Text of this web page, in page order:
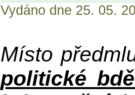
Vydáno dne 25. 05.
Místo
politické